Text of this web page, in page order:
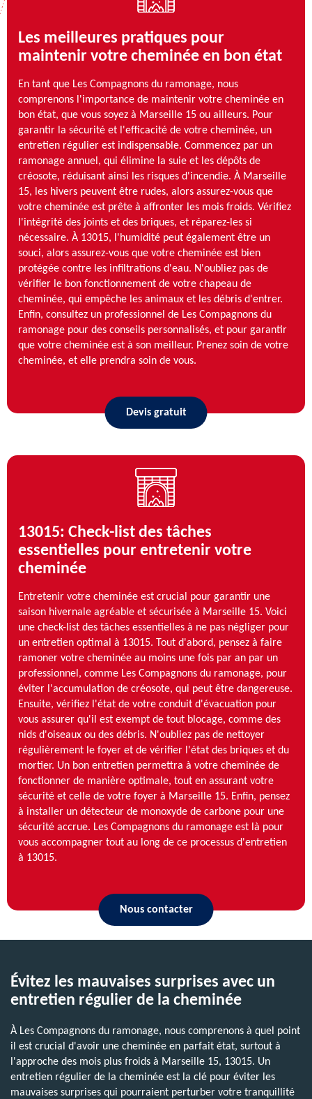
Les meilleures pratiques pour
maintenir votre cheminée en bon état
En tant que Les Compagnons du ramonage, nous
comprenons l'importance de maintenir votre cheminée en
bon état, que vous soyez à Marseille 15 ou ailleurs. Pour
garantir la sécurité et l'efficacité de votre cheminée, un
entretien régulier est indispensable. Commencez par un
ramonage annuel, qui élimine la suie et les dépôts de
créosote, réduisant ainsi les risques d'incendie. À Marseille
15, les hivers peuvent être rudes, alors assurez-vous que
votre cheminée est prête à affronter les mois froids. Vérifiez
l'intégrité des joints et des briques, et réparez-les si
nécessaire. À 13015, l'humidité peut également être un
souci, alors assurez-vous que votre cheminée est bien
protégée contre les infiltrations d'eau. N'oubliez pas de
vérifier le bon fonctionnement de votre chapeau de
cheminée, qui empêche les animaux et les débris d'entrer.
Enfin, consultez un professionnel de Les Compagnons du
ramonage pour des conseils personnalisés, et pour garantir
que votre cheminée est à son meilleur. Prenez soin de votre
cheminée, et elle prendra soin de vous.
Devis gratuit
13015: Check-list des tâches
essentielles pour entretenir votre
cheminée
Entretenir votre cheminée est crucial pour garantir une
saison hivernale agréable et sécurisée à Marseille 15. Voici
une check-list des tâches essentielles à ne pas négliger pour
un entretien optimal à 13015. Tout d'abord, pensez à faire
ramoner votre cheminée au moins une fois par an par un
professionnel, comme Les Compagnons du ramonage, pour
éviter l'accumulation de créosote, qui peut être dangereuse.
Ensuite, vérifiez l'état de votre conduit d'évacuation pour
vous assurer qu'il est exempt de tout blocage, comme des
nids d'oiseaux ou des débris. N'oubliez pas de nettoyer
régulièrement le foyer et de vérifier l'état des briques et du
mortier. Un bon entretien permettra à votre cheminée de
fonctionner de manière optimale, tout en assurant votre
sécurité et celle de votre foyer à Marseille 15. Enfin, pensez
à installer un détecteur de monoxyde de carbone pour une
sécurité accrue. Les Compagnons du ramonage est là pour
vous accompagner tout au long de ce processus d'entretien
à 13015.
Nous contacter
Évitez les mauvaises surprises avec un
entretien régulier de la cheminée
À Les Compagnons du ramonage, nous comprenons à quel point
il est crucial d'avoir une cheminée en parfait état, surtout à
l'approche des mois plus froids à Marseille 15, 13015. Un
entretien régulier de la cheminée est la clé pour éviter les
mauvaises surprises qui pourraient perturber votre tranquillité